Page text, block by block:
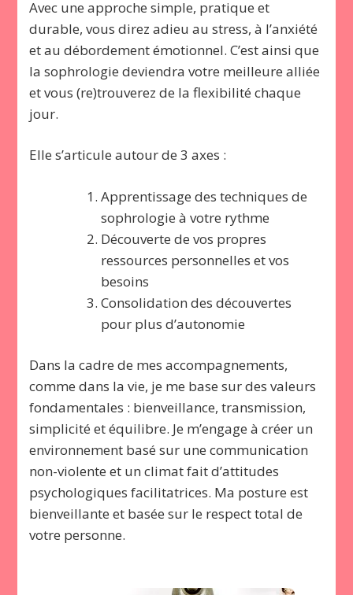
Avec une approche simple, pratique et
durable, vous direz adieu au stress, à l’anxiété
et au débordement émotionnel. C’est ainsi que
la sophrologie deviendra votre meilleure alliée
et vous (re)trouverez de la flexibilité chaque
jour.
Elle s’articule autour de 3 axes :​
Apprentissage des techniques de
sophrologie à votre rythme
Découverte de vos propres
ressources personnelles et vos
besoins
Consolidation des découvertes
pour plus d’autonomie
Dans la cadre de mes accompagnements,
comme dans la vie, je me base sur des valeurs
fondamentales : bienveillance, transmission,
simplicité et équilibre. Je m’engage à créer un
environnement basé sur une communication
non-violente et un climat fait d’attitudes
psychologiques facilitatrices. Ma posture est
bienveillante et basée sur le respect total de
votre personne.